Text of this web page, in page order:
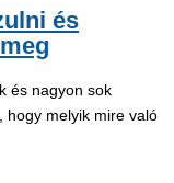
és
és nagyon sok
hogy melyik mire való